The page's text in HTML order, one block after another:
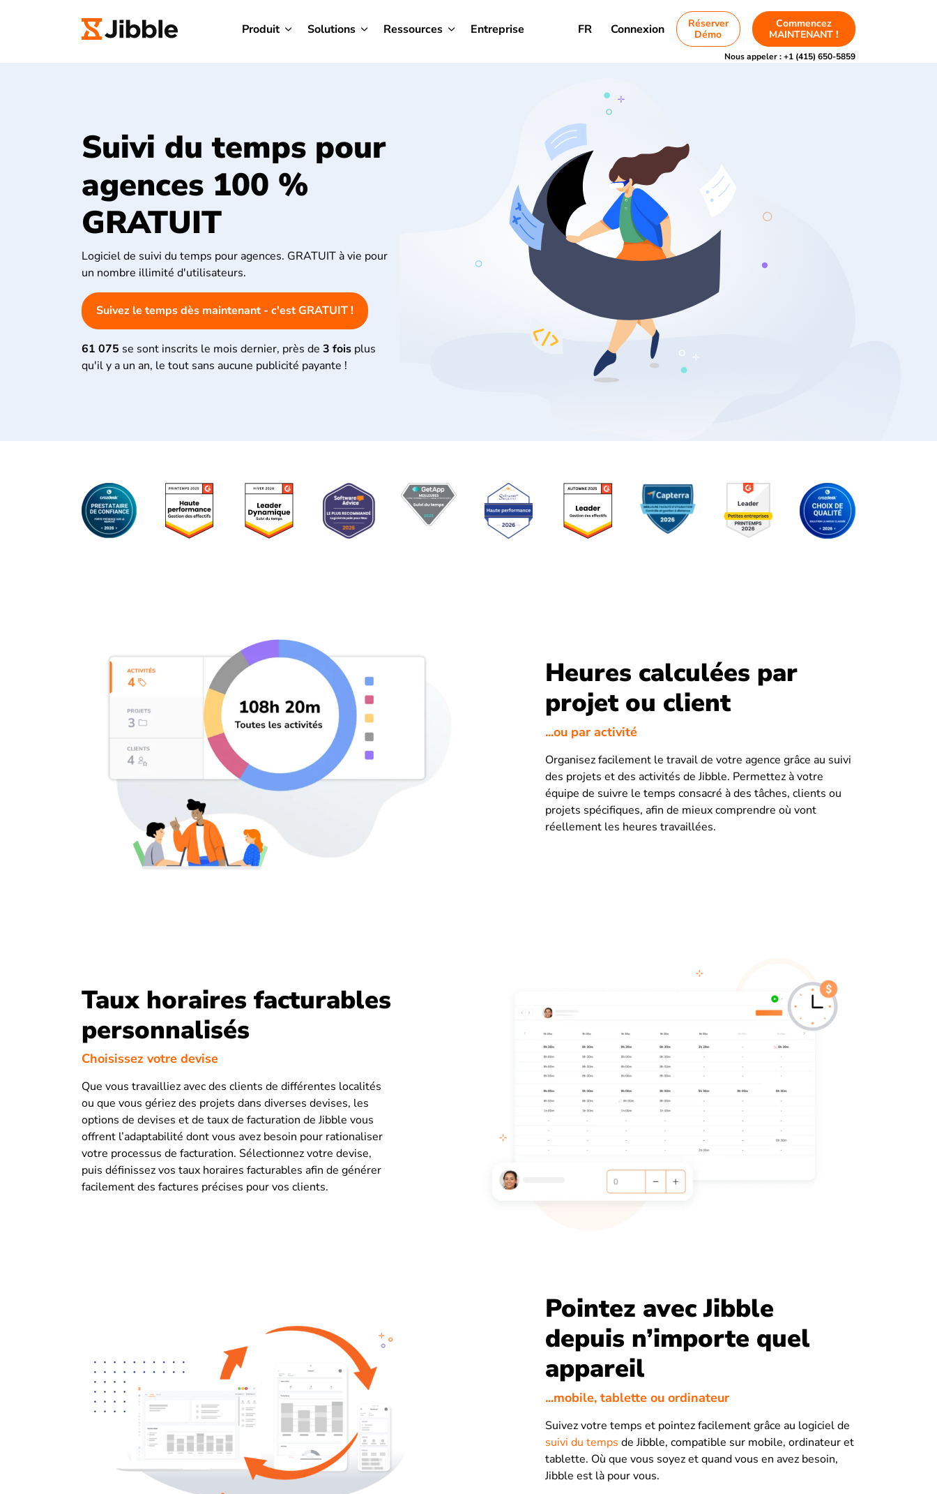
Produit Solutions Ressources Entreprise FR Connexion
Réserver
Démo
Commencez
MAINTENANT !
Nous appeler :+1 (415) 650-5859
Suivi du temps pour
agences 100 %
GRATUIT
Logiciel de suivi du temps pour agences. GRATUIT à vie pour
un nombre illimité d'utilisateurs.
Suivez le temps dès maintenant - c'est GRATUIT !
61 075 se sont inscrits le mois dernier, près de 3 fois plus
qu'il y a un an, le tout sans aucune publicité payante !
Heures calculées par
projet ou client
...ou par activité
Organisez facilement le travail de votre agence grâce au suivi
des projets et des activités de Jibble. Permettez à votre
équipe de suivre le temps consacré à des tâches, clients ou
projets spécifiques, afin de mieux comprendre où vont
réellement les heures travaillées.
Taux horaires facturables
personnalisés
Choisissez votre devise
Que vous travailliez avec des clients de différentes localités
ou que vous gériez des projets dans diverses devises, les
options de devises et de taux de facturation de Jibble vous
offrent l’adaptabilité dont vous avez besoin pour rationaliser
votre processus de facturation. Sélectionnez votre devise,
puis définissez vos taux horaires facturables afin de générer
facilement des factures précises pour vos clients.
Pointez avec Jibble
depuis n’importe quel
appareil
...mobile, tablette ou ordinateur
Suivez votre temps et pointez facilement grâce au logiciel de
suivi du temps de Jibble, compatible sur mobile, ordinateur et
tablette. Où que vous soyez et quand vous en avez besoin,
Jibble est là pour vous.